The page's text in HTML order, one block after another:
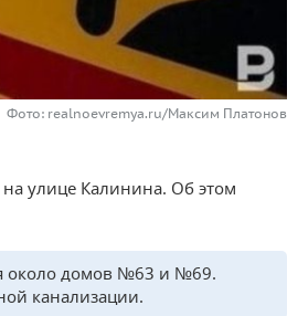
Фото: realnoevremya.ru/Максим Платонов
улице Калинина. Об этом
около домов №63 и №69.
канализации.